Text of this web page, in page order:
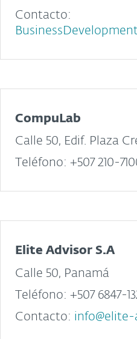
Contacto:
CompuLab
Calle 50, Edif. Plaza
Teléfono: +507 210-
Elite Advisor S.A
Calle 50, Panamá
Teléfono: +507 6847-
Contacto: